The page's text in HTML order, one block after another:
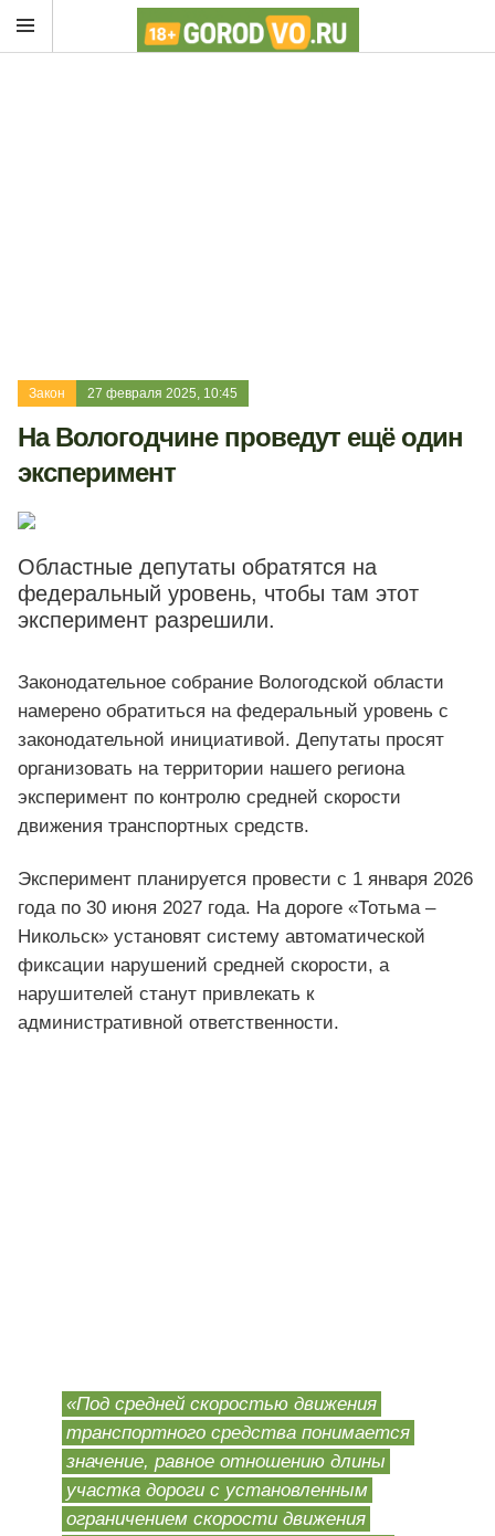
Закон 27 февраля 2025, 10:45
На Вологодчине проведут ещё один
эксперимент
Областные депутаты обратятся на
федеральный уровень, чтобы там этот
эксперимент разрешили.
Законодательное собрание Вологодской области
намерено обратиться на федеральный уровень с
законодательной инициативой. Депутаты просят
организовать на территории нашего региона
эксперимент по контролю средней скорости
движения транспортных средств.
Эксперимент планируется провести с 1 января 2026
года по 30 июня 2027 года. На дороге «Тотьма –
Никольск» установят систему автоматической
фиксации нарушений средней скорости, а
нарушителей станут привлекать к
административной ответственности.
«Под средней скоростью движения
транспортного средства понимается
значение, равное отношению длины
участка дороги с установленным
ограничением скорости движения